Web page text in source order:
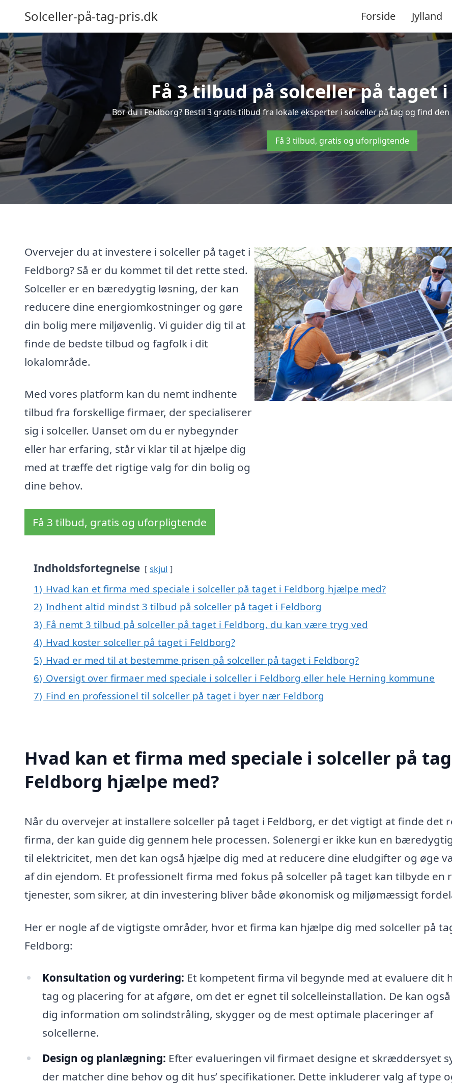
Solceller-på-tag-pris.dk Forside Jylland
Få 3 tilbud på solceller på taget
Bor du i Feldborg? Bestil 3 gratis tilbud fra lokale eksperter i solceller på tag og find
Få 3 tilbud, gratis og uforpligtende
Overvejer du at investere i solceller på taget i
Feldborg? Så er du kommet til det rette sted.
Solceller er en bæredygtig løsning, der kan
reducere dine energiomkostninger og gøre
din bolig mere miljøvenlig. Vi guider dig til at
finde de bedste tilbud og fagfolk i dit
lokalområde.
Med vores platform kan du nemt indhente
tilbud fra forskellige firmaer, der specialiserer
sig i solceller. Uanset om du er nybegynder
eller har erfaring, står vi klar til at hjælpe dig
med at træffe det rigtige valg for din bolig og
dine behov.
Få 3 tilbud, gratis og uforpligtende
Indholdsfortegnelse skjul
1) Hvad kan et firma med speciale i solceller på taget i Feldborg hjælpe med?
2) Indhent altid mindst 3 tilbud på solceller på taget i Feldborg
3) Få nemt 3 tilbud på solceller på taget i Feldborg, du kan være tryg ved
4) Hvad koster solceller på taget i Feldborg?
5) Hvad er med til at bestemme prisen på solceller på taget i Feldborg?
6) Oversigt over firmaer med speciale i solceller i Feldborg eller hele Herning kommune
7) Find en professionel til solceller på taget i byer nær Feldborg
Hvad kan et firma med speciale i solceller på
Feldborg hjælpe med?
Når du overvejer at installere solceller på taget i Feldborg, er det vigtigt at finde det
firma, der kan guide dig gennem hele processen. Solenergi er ikke kun en
til elektricitet, men det kan også hjælpe dig med at reducere dine eludgifter og øge
af din ejendom. Et professionelt firma med fokus på solceller på taget kan tilbyde en
tjenester, som sikrer, at din investering bliver både økonomisk og miljømæssigt
Her er nogle af de vigtigste områder, hvor et firma kan hjælpe dig med solceller på
Feldborg:
Konsultation og vurdering: Et kompetent firma vil begynde med at evaluere dit
tag og placering for at afgøre, om det er egnet til solcelleinstallation. De kan
dig information om solindstråling, skygger og de mest optimale placeringer af
solcellerne.
Design og planlægning: Efter evalueringen vil firmaet designe et skræddersyet
der matcher dine behov og dit hus’ specifikationer. Dette inkluderer valg af type